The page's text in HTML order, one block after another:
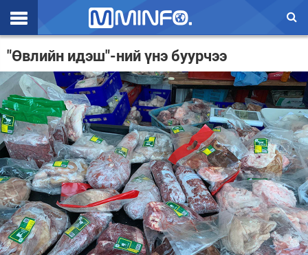
Эхлэл
Цаг агаар
Валют ханш
Улс төр
Эдийн засаг
Үзэл бодол
Спорт
Нийгэм
"Өвлийн идэш"-ний үнэ буурчээ